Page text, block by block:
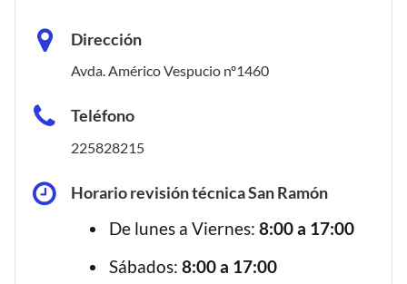
Dirección
Avda. Américo Vespucio nº1460
Teléfono
225828215
Horario revisión técnica San Ramón
De lunes a Viernes: 8:00 a 17:00
Sábados: 8:00 a 17:00